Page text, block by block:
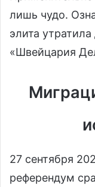
лишь чудо.
элита
«Швейцария
27 сентября
референдум